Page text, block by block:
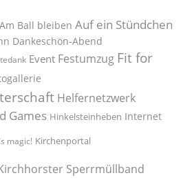
Am Ball bleiben Auf ein Stündchen
Dankeschön-Abend
Event Festumzug Fit for
Helfernetzwerk
Games Hinkelsteinheben Internet
magic! Kirchenportal
Sperrmüllband